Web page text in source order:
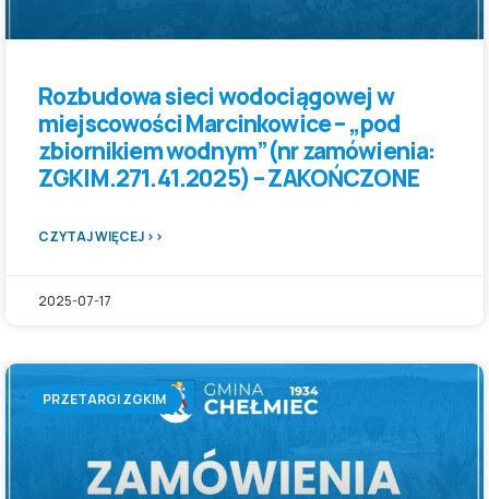
Rozbudowa sieci wodociągowej w
miejscowości Marcinkowice – „pod
zbiornikiem wodnym”(nr zamówienia:
ZGKIM.271.41.2025) – ZAKOŃCZONE
CZYTAJ WIĘCEJ >>
2025-07-17
PRZETARGI ZGKIM